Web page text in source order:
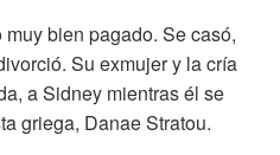
bien pagado. Se casó,
Su exmujer y la cría
a Sidney mientras él se
griega, Danae Stratou.